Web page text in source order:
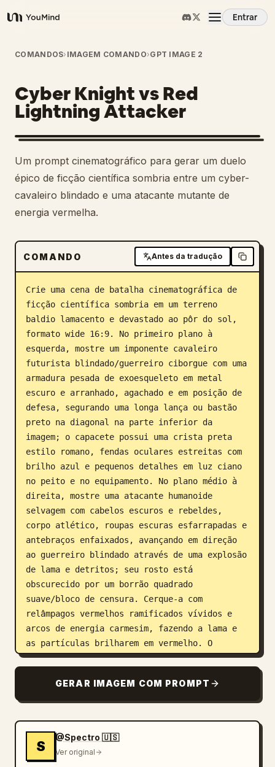
YouMind
Entrar
Visão Geral
Casos de Uso
Habilidades
Prompts
Preços
Baixar
Blog
Atualizações
COMANDOS› IMAGEM COMANDO›GPT IMAGE 2
Cyber Knight vs Red
Lightning Attacker
Um prompt cinematográfico para gerar um duelo
épico de ficção científica sombria entre um cyber-
cavaleiro blindado e uma atacante mutante de
energia vermelha.
COMANDO Antes da tradução
Crie uma cena de batalha cinematográfica de
ficção científica sombria em um terreno
baldio lamacento e devastado ao pôr do sol,
formato wide 16:9. No primeiro plano à
esquerda, mostre um imponente cavaleiro
futurista blindado/guerreiro ciborgue com uma
armadura pesada de exoesqueleto em metal
escuro e arranhado, agachado e em posição de
defesa, segurando uma longa lança ou bastão
preto na diagonal na parte inferior da
imagem; o capacete possui uma crista preta
estilo romano, fendas oculares estreitas com
brilho azul e pequenos detalhes em luz ciano
no peito e no equipamento. No plano médio à
direita, mostre uma atacante humanoide
selvagem com cabelos escuros e rebeldes,
corpo atlético, roupas escuras esfarrapadas e
antebraços enfaixados, avançando em direção
ao guerreiro blindado através de uma explosão
de lama e detritos; seu rosto está
obscurecido por um borrão quadrado
suave/bloco de censura. Cerque-a com
relâmpagos vermelhos ramificados vívidos e
arcos de energia carmesim, fazendo a lama e
as partículas brilharem em vermelho. O
ambiente é um campo de batalha arruinado com
destroços espalhados, árvores mortas
queimadas ou ruínas industriais ao fundo,
faíscas e um céu tempestuoso cheio de nuvens.
Use arte conceitual fotorrealista ultra-
detalhada, alto contraste, textura áspera,
GERAR IMAGEM COM PROMPT
S
@Spectro 🇺🇸
Ver original